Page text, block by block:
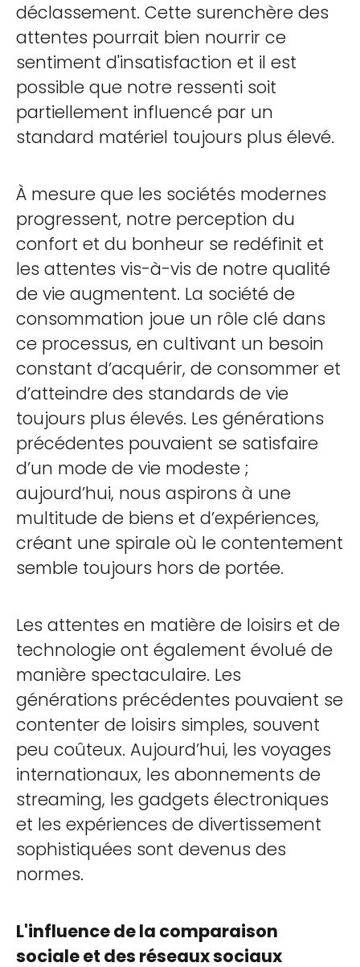
déclassement. Cette surenchère des
attentes pourrait bien nourrir ce
sentiment d'insatisfaction et il est
possible que notre ressenti soit
partiellement influencé par un
standard matériel toujours plus élevé.
À mesure que les sociétés modernes
progressent, notre perception du
confort et du bonheur se redéfinit et
les attentes vis-à-vis de notre qualité
de vie augmentent. La société de
consommation joue un rôle clé dans
ce processus, en cultivant un besoin
constant d’acquérir, de consommer et
d’atteindre des standards de vie
toujours plus élevés. Les générations
précédentes pouvaient se satisfaire
d’un mode de vie modeste ;
aujourd’hui, nous aspirons à une
multitude de biens et d’expériences,
créant une spirale où le contentement
semble toujours hors de portée.
Les attentes en matière de loisirs et de
technologie ont également évolué de
manière spectaculaire. Les
générations précédentes pouvaient se
contenter de loisirs simples, souvent
peu coûteux. Aujourd’hui, les voyages
internationaux, les abonnements de
streaming, les gadgets électroniques
et les expériences de divertissement
sophistiquées sont devenus des
normes.
L'influence de la comparaison
sociale et des réseaux sociaux